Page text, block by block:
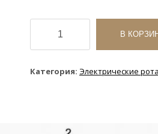
Количество
товара
Печь
Ротор
В
Категория: Электрические